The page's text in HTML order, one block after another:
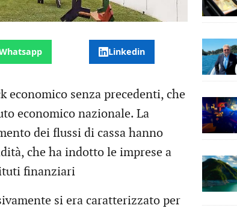
Linkedin
economico senza precedenti, che
economico nazionale. La
dei flussi di cassa hanno
che ha indotto le imprese a
finanziari
si era caratterizzato per